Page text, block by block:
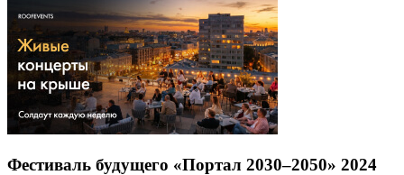
Фестиваль будущего «Портал 2030–2050» 2024